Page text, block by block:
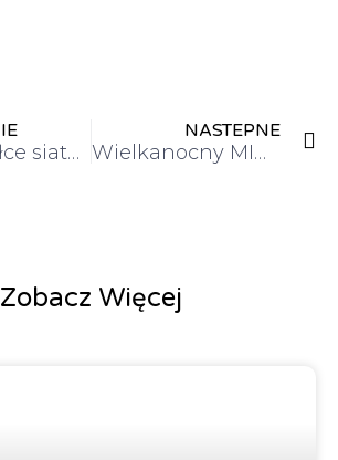
Finał w piłce siatkowej
NASTEPNE
Wielkanocny MININAUKOWIEC
Zobacz Więcej